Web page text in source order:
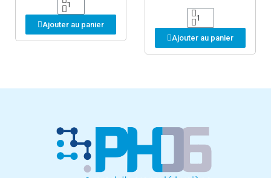
Ajouter au panier
Ajouter au panier